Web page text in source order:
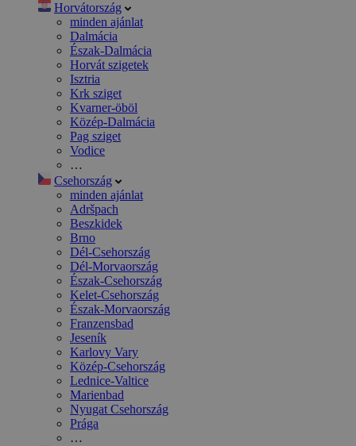
Horvátország
minden ajánlat
Dalmácia
Észak-Dalmácia
Horvát szigetek
Isztria
Krk sziget
Kvarner-öböl
Közép-Dalmácia
Pag sziget
Vodice
…
Csehország
minden ajánlat
Adršpach
Beszkidek
Brno
Dél-Csehország
Dél-Morvaország
Észak-Csehország
Kelet-Csehország
Észak-Morvaország
Franzensbad
Jeseník
Karlovy Vary
Közép-Csehország
Lednice-Valtice
Marienbad
Nyugat Csehország
Prága
…